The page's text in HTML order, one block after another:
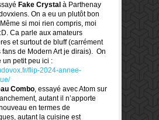
Fake Crystal à Parthenay
On a eu un plutôt bon
si moi rien compris, moi
Ca parle aux amateurs
et surtout de bluff (carrément
fans de Modern Art je dirais). On
un petit peu ici :
flip-2024-annee-
Combo, essayé avec Atom sur
autant il n’apporte
en termes de
autant la cuisine est